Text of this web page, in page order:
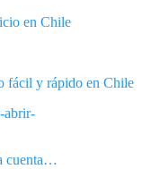
en Chile
fácil y rápido en Chile
cuenta…